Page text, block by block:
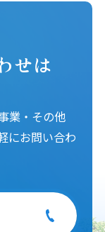
せは
業・その他
にお問い合わ